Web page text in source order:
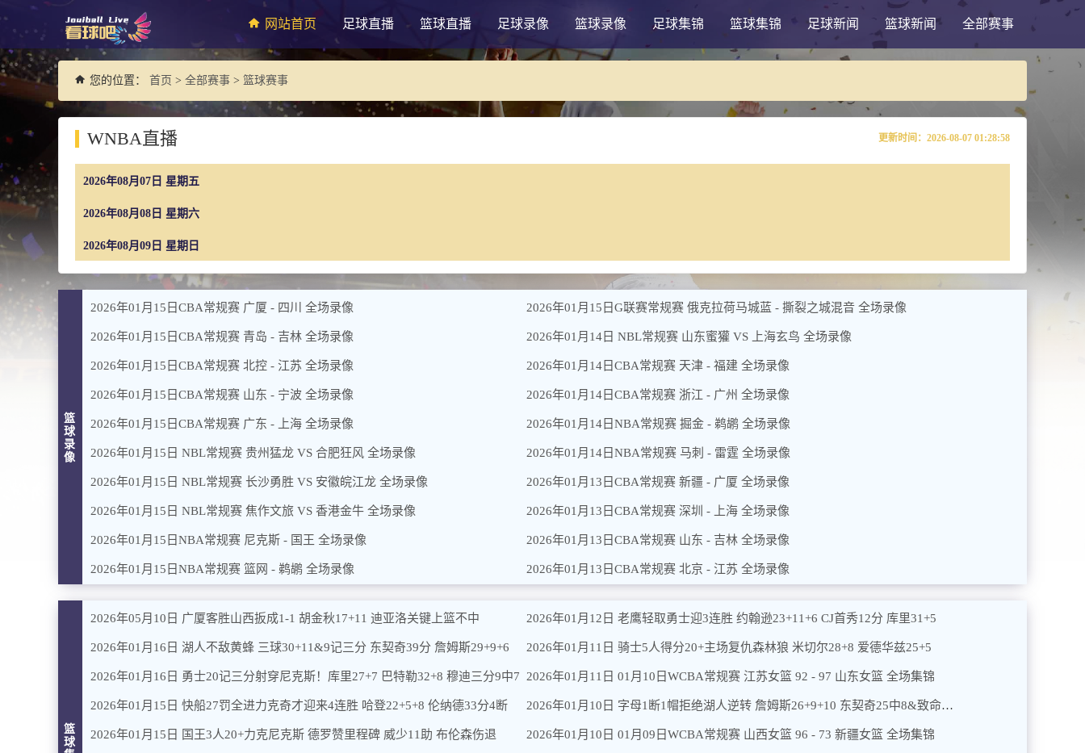
网站首页 足球直播 篮球直播 足球录像 篮球录像 足球集锦 篮球集锦 足球新闻 篮球新闻 全部赛事
您的位置： 首页 > 全部赛事 > 篮球赛事
WNBA直播 更新时间：2026-08-07 01:28:58
2026年08月07日 星期五
2026年08月08日 星期六
2026年08月09日 星期日
篮
球
录
像
2026年01月15日CBA常规赛 广厦 - 四川 全场录像
2026年01月15日CBA常规赛 青岛 - 吉林 全场录像
2026年01月15日CBA常规赛 北控 - 江苏 全场录像
2026年01月15日CBA常规赛 山东 - 宁波 全场录像
2026年01月15日CBA常规赛 广东 - 上海 全场录像
2026年01月15日 NBL常规赛 贵州猛龙 VS 合肥狂风 全场录像
2026年01月15日 NBL常规赛 长沙勇胜 VS 安徽皖江龙 全场录像
2026年01月15日 NBL常规赛 焦作文旅 VS 香港金牛 全场录像
2026年01月15日NBA常规赛 尼克斯 - 国王 全场录像
2026年01月15日NBA常规赛 篮网 - 鹈鹕 全场录像
2026年01月15日G联赛常规赛 俄克拉荷马城蓝 - 撕裂之城混音 全场录像
2026年01月14日 NBL常规赛 山东蜜獾 VS 上海玄鸟 全场录像
2026年01月14日CBA常规赛 天津 - 福建 全场录像
2026年01月14日CBA常规赛 浙江 - 广州 全场录像
2026年01月14日NBA常规赛 掘金 - 鹈鹕 全场录像
2026年01月14日NBA常规赛 马刺 - 雷霆 全场录像
2026年01月13日CBA常规赛 新疆 - 广厦 全场录像
2026年01月13日CBA常规赛 深圳 - 上海 全场录像
2026年01月13日CBA常规赛 山东 - 吉林 全场录像
2026年01月13日CBA常规赛 北京 - 江苏 全场录像
篮
球
2026年05月10日 广厦客胜山西扳成1-1 胡金秋17+11 迪亚洛关键上篮不中
2026年01月16日 湖人不敌黄蜂 三球30+11&9记三分 东契奇39分 詹姆斯29+9+6
2026年01月16日 勇士20记三分射穿尼克斯！库里27+7 巴特勒32+8 穆迪三分9中7
2026年01月15日 快船27罚全进力克奇才迎来4连胜 哈登22+5+8 伦纳德33分4断
2026年01月15日 国王3人20+力克尼克斯 德罗赞里程碑 威少11助 布伦森伤退
2026年01月12日 老鹰轻取勇士迎3连胜 约翰逊23+11+6 CJ首秀12分 库里31+5
2026年01月11日 骑士5人得分20+主场复仇森林狼 米切尔28+8 爱德华兹25+5
2026年01月11日 01月10日WCBA常规赛 江苏女篮 92 - 97 山东女篮 全场集锦
2026年01月10日 字母1断1帽拒绝湖人逆转 詹姆斯26+9+10 东契奇25中8&致命6犯
2026年01月10日 01月09日WCBA常规赛 山西女篮 96 - 73 新疆女篮 全场集锦